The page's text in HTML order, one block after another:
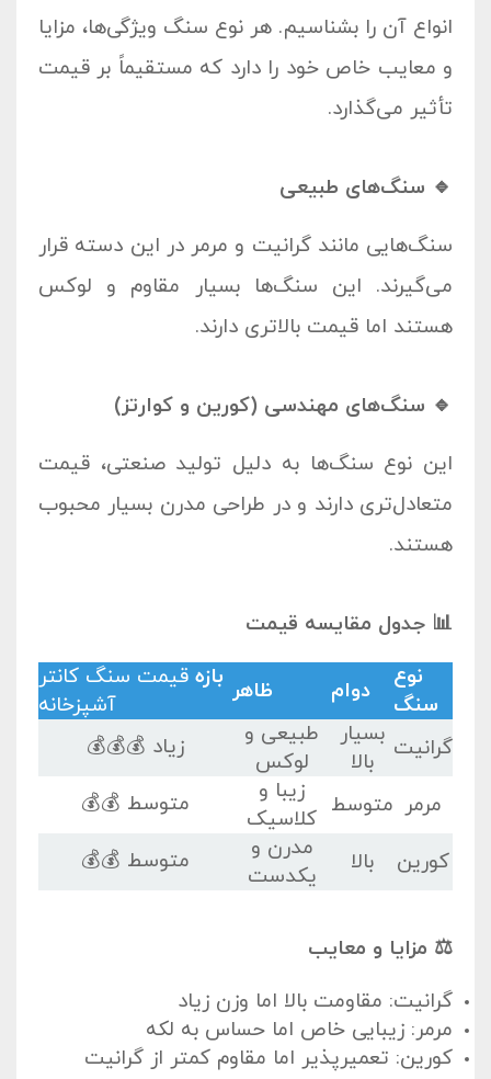
انواع آن را بشناسیم. هر نوع سنگ ویژگی‌ها، مزایا
و معایب خاص خود را دارد که مستقیماً بر قیمت
تأثیر می‌گذارد.
🔹 سنگ‌های طبیعی
سنگ‌هایی مانند گرانیت و مرمر در این دسته قرار
می‌گیرند. این سنگ‌ها بسیار مقاوم و لوکس
هستند اما قیمت بالاتری دارند.
🔹 سنگ‌های مهندسی (کورین و کوارتز)
این نوع سنگ‌ها به دلیل تولید صنعتی، قیمت
متعادل‌تری دارند و در طراحی مدرن بسیار محبوب
هستند.
📊 جدول مقایسه قیمت
نوع
سنگ
دوام ظاهر بازه قیمت سنگ کانتر
آشپزخانه
گرانیت بسیار
بالا
طبیعی و
لوکس
زیاد 💰💰💰
مرمر متوسط
زیبا و
کلاسیک
متوسط 💰💰
کورین بالا
مدرن و
یکدست
متوسط 💰💰
⚖️ مزایا و معایب
گرانیت: مقاومت بالا اما وزن زیاد
مرمر: زیبایی خاص اما حساس به لکه
کورین: تعمیرپذیر اما مقاوم کمتر از گرانیت